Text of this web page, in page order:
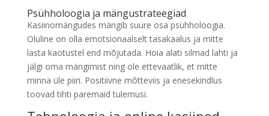
Psühholoogia ja mängustrateegiad
Kasiinomängudes mängib suure osa psühholoogia.
Oluline on olla emotsionaalselt tasakaalus ja mitte
lasta kaotustel end mõjutada. Hoia alati silmad lahti ja
jälgi oma mängimist ning ole ettevaatlik, et mitte
minna üle piiri. Positiivne mõtteviis ja enesekindlus
toovad tihti paremaid tulemusi.